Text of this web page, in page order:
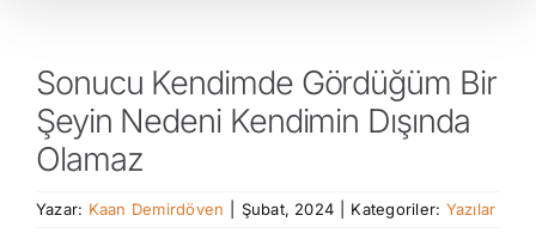
Sonucu Kendimde Gördüğüm Bir
Şeyin Nedeni Kendimin Dışında
Olamaz
Yazar: Kaan Demirdöven Şubat, 2024 Kategoriler: Yazılar